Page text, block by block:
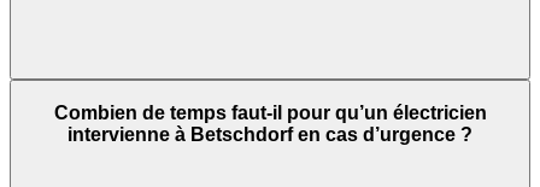
Combien de temps faut-il pour qu’un électricien
intervienne à Betschdorf en cas d’urgence ?